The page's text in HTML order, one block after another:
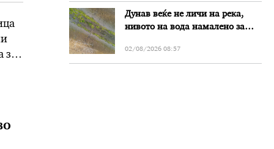
за
Дунав веќе не личи на река,
нивото на вода намалено за
02/08/2026 08:57